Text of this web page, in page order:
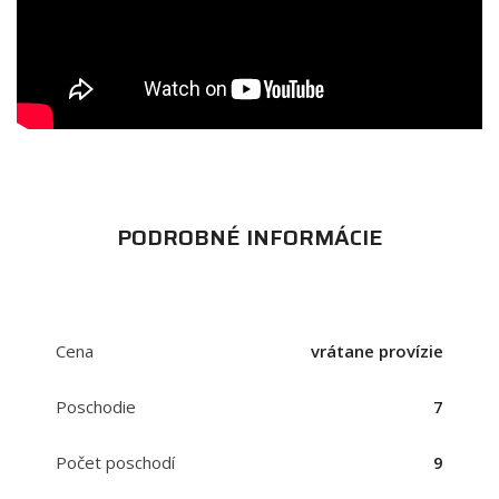
PODROBNÉ INFORMÁCIE
Cena vrátane provízie
Poschodie 7
Počet poschodí 9